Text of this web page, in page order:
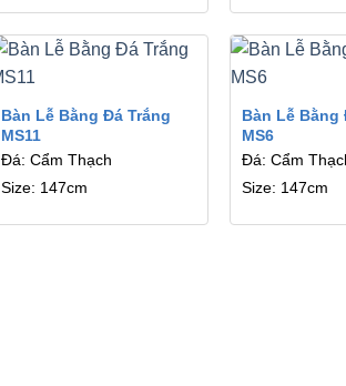
Bàn Lễ Bằng Đá Trắng
MS11
Đá: Cẩm Thạch
Size: 147cm
Bàn Lễ Bằng
MS6
Đá: Cẩm
Size: 147cm